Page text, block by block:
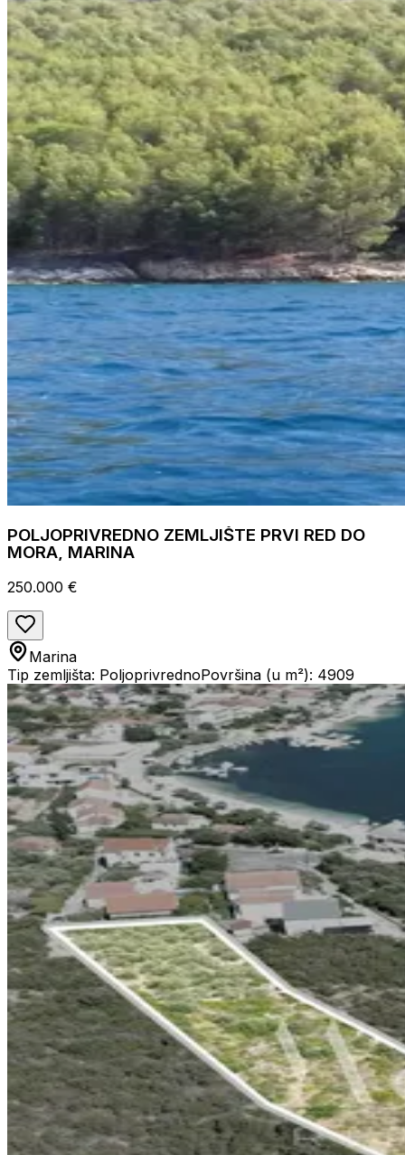
POLJOPRIVREDNO ZEMLJIŠTE PRVI RED DO
MORA, MARINA
250.000 €
Marina
Tip zemljišta: PoljoprivrednoPovršina (u m²): 4909